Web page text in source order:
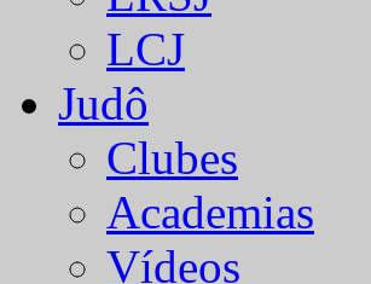
LCJ
Judô
Clubes
Academias
Vídeos